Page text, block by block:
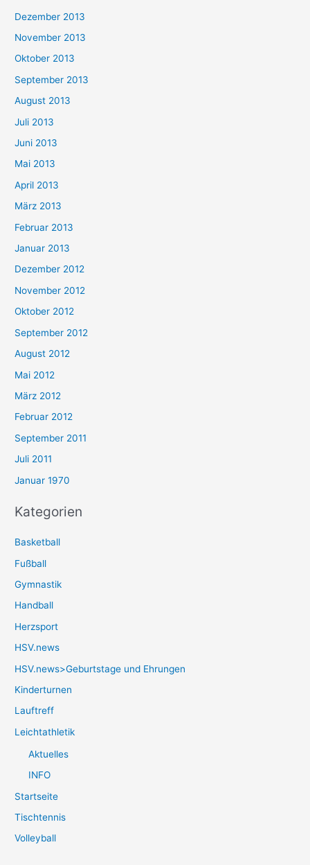
Dezember 2013
November 2013
Oktober 2013
September 2013
August 2013
Juli 2013
Juni 2013
Mai 2013
April 2013
März 2013
Februar 2013
Januar 2013
Dezember 2012
November 2012
Oktober 2012
September 2012
August 2012
Mai 2012
März 2012
Februar 2012
September 2011
Juli 2011
Januar 1970
Kategorien
Basketball
Fußball
Gymnastik
Handball
Herzsport
HSV.news
HSV.news>Geburtstage und Ehrungen
Kinderturnen
Lauftreff
Leichtathletik
Aktuelles
INFO
Startseite
Tischtennis
Volleyball